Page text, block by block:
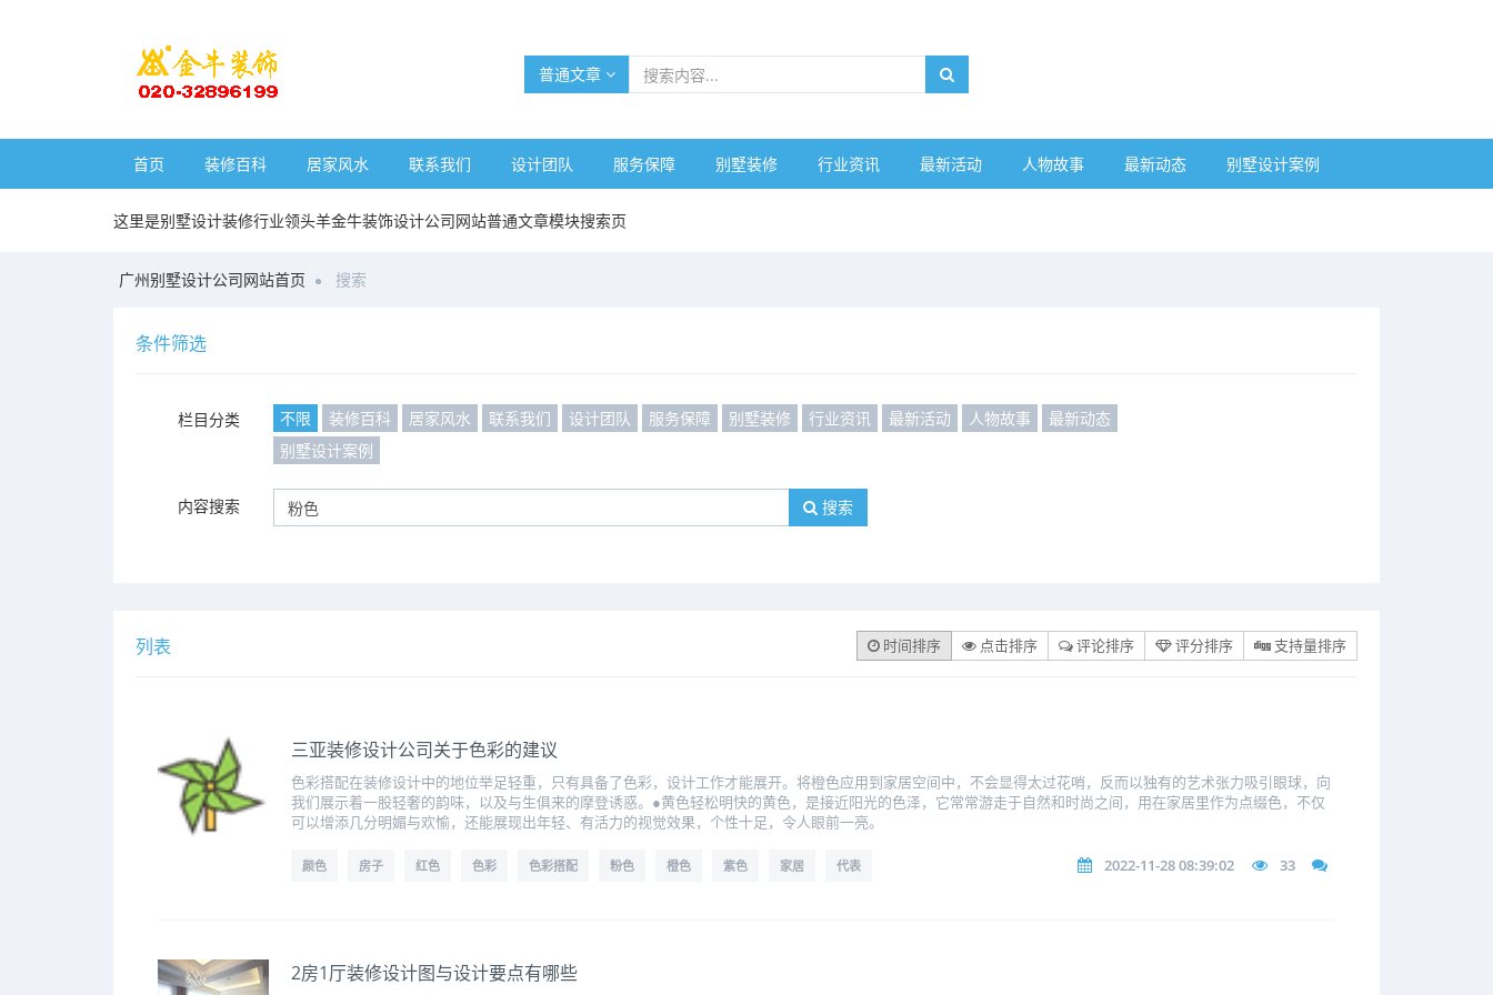
普通文章
首页 装修百科 居家风水 联系我们 设计团队 服务保障 别墅装修 行业资讯 最新活动 人物故事 最新动态 别墅设计案例
这里是别墅设计装修行业领头羊金牛装饰设计公司网站普通文章模块搜索页
广州别墅设计公司网站首页 搜索
条件筛选
栏目分类 不限 装修百科 居家风水 联系我们 设计团队 服务保障 别墅装修 行业资讯 最新活动 人物故事
最新动态
别墅设计案例
内容搜索 搜索
列表 时间排序 点击排序 评论排序 评分排序 支持量排序
三亚装修设计公司关于色彩的建议
色彩搭配在装修设计中的地位举足轻重，只有具备了色彩，设计工作才能展开。将橙色应用到家居空间中，不会显得太过花哨，反而以独有的艺术张力吸引眼球，向
我们展示着一股轻奢的韵味，以及与生俱来的摩登诱惑。●黄色轻松明快的黄色，是接近阳光的色泽，它常常游走于自然和时尚之间，用在家居里作为点缀色，不仅
可以增添几分明媚与欢愉，还能展现出年轻、有活力的视觉效果，个性十足，令人眼前一亮。
颜色 房子 红色 色彩 色彩搭配 粉色 橙色 紫色 家居 代表 2022-11-28 08:39:02 33
2房1厅装修设计图与设计要点有哪些